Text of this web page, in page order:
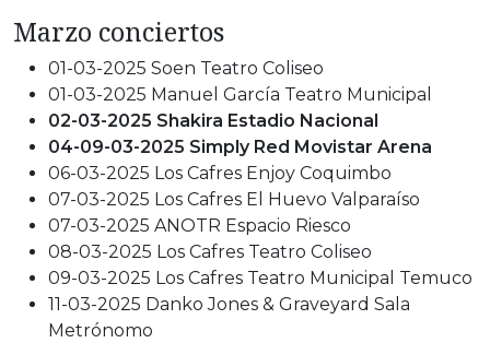
Marzo conciertos
01-03-2025 Soen Teatro Coliseo
01-03-2025 Manuel García Teatro Municipal
02-03-2025 Shakira Estadio Nacional
04-09-03-2025 Simply Red Movistar Arena
06-03-2025 Los Cafres Enjoy Coquimbo
07-03-2025 Los Cafres El Huevo Valparaíso
07-03-2025 ANOTR Espacio Riesco
08-03-2025 Los Cafres Teatro Coliseo
09-03-2025 Los Cafres Teatro Municipal Temuco
11-03-2025 Danko Jones & Graveyard Sala
Metrónomo